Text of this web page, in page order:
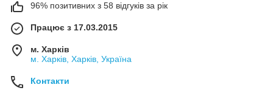
96% позитивних з 58 відгуків за рік
Працює з 17.03.2015
м. Харків
м. Харків, Харків, Україна
Контакти